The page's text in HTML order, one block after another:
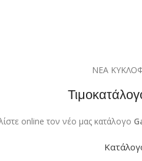
ΝΕΑ
online τον νέο μας κατάλογο